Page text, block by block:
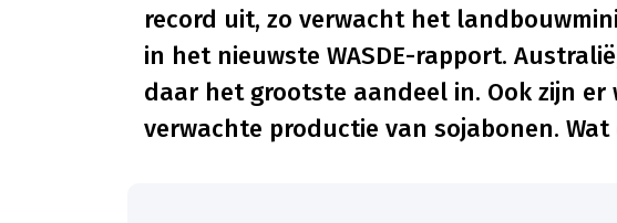
record uit, zo verwacht het
in het nieuwste WASDE-rapport.
daar het grootste aandeel in. Ook zijn er
verwachte productie van sojabonen.